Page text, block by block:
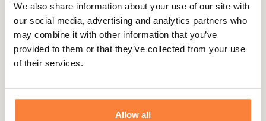
We also share information about your use of our site with
our social media, advertising and analytics partners who
may combine it with other information that you’ve
provided to them or that they’ve collected from your use
of their services.
Allow all
Membrane P.U respirante et imperméable.
Sur l'avant, repose-mains, une poche poitrine zippée et
de grandes poches pour vos accessoires..
Sur l'arrière, système de respiration dorsal préformé, zips
protéger le bas des reins.
À l'intérieur, poche portable, poche permis, poche